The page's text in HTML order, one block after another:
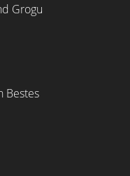
Grogu
Bestes